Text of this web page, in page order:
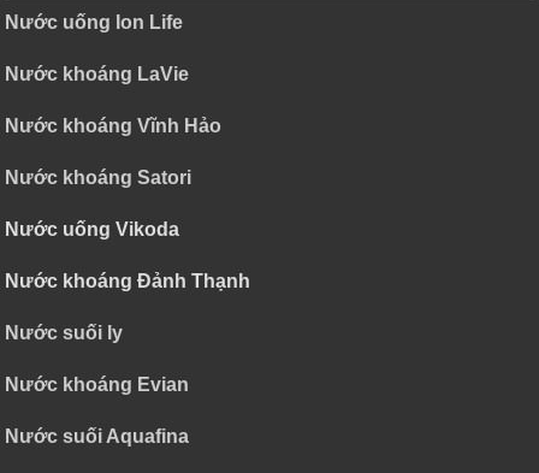
Nước uống Ion Life
Nước khoáng LaVie
Nước khoáng Vĩnh Hảo
Nước khoáng Satori
Nước uống Vikoda
Nước khoáng Đảnh Thạnh
Nước suối ly
Nước khoáng Evian
Nước suối Aquafina